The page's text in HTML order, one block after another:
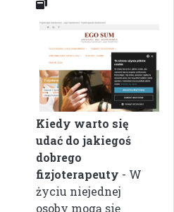
Kiedy warto się
udać do jakiegoś
dobrego
fizjoterapeuty - W
życiu niejednej
osoby mogą się